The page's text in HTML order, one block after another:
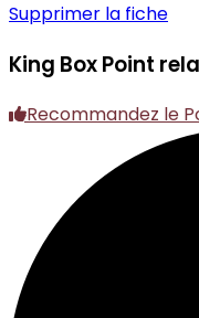
Supprimer la fiche
King BoxPoint
Recommandez le